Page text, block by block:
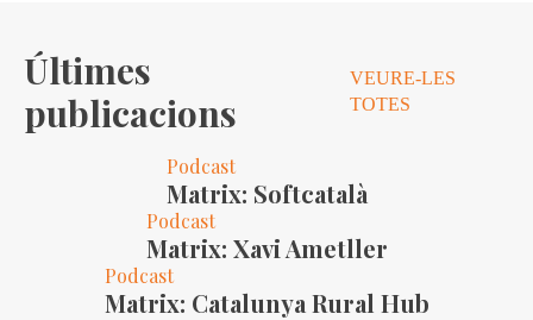
Últimes
publicacions
VEURE-LES
TOTES
Podcast
Matrix: Softcatalà
Podcast
Matrix: Xavi Ametller
Podcast
Matrix: Catalunya Rural Hub